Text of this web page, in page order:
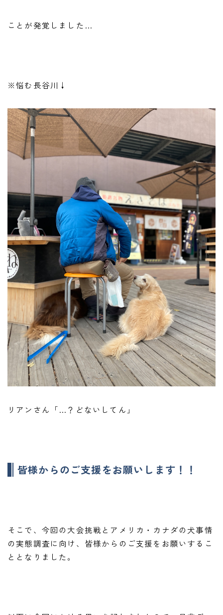
ことが発覚しました…
※悩む長谷川↓
リアンさん「…？どないしてん」
皆様からのご支援をお願いします！！
そこで、今回の大会挑戦とアメリカ・カナダの犬事情
の実態調査に向け、皆様からのご支援をお願いするこ
ととなりました。